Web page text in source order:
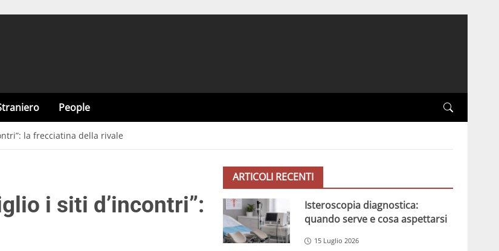
People
la frecciatina della rivale
i siti d’incontri”:
ARTICOLI RECENTI
Isteroscopia diagnostica:
quando serve e cosa aspettarsi
15 Luglio 2026